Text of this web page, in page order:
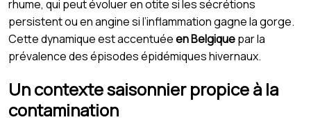
rhume, qui peut évoluer en otite si les sécrétions
persistent ou en angine si l’inflammation gagne la gorge.
Cette dynamique est accentuéeen Belgiquepar la
prévalence des épisodes épidémiques hivernaux.
Un contexte saisonnier propice à la
contamination